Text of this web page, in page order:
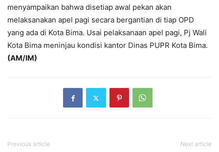
menyampaikan bahwa disetiap awal pekan akan
melaksanakan apel pagi secara bergantian di tiap OPD
yang ada di Kota Bima. Usai pelaksanaan apel pagi, Pj Wali
Kota Bima meninjau kondisi kantor Dinas PUPR Kota Bima.
(AM/IM)
Previous article Next article